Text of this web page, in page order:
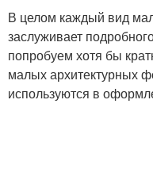
В целом каждый вид
заслуживает
попробуем хотя бы
малых архитектурных
используются в